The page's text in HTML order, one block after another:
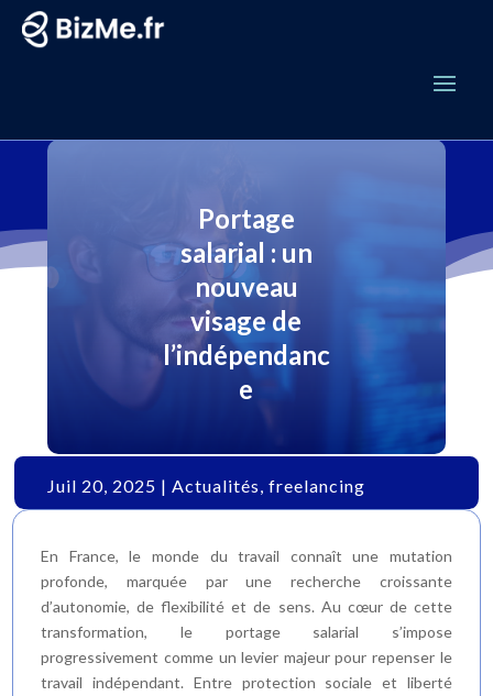
Portage
salarial : un
nouveau
visage de
l’indépendanc
e
Juil 20, 2025 |Actualités,freelancing
En France, le monde du travail connaît une mutation
profonde, marquée par une recherche croissante
d’autonomie, de flexibilité et de sens. Au cœur de cette
transformation, le portage salarial s’impose
progressivement comme un levier majeur pour repenser le
travail indépendant. Entre protection sociale et liberté